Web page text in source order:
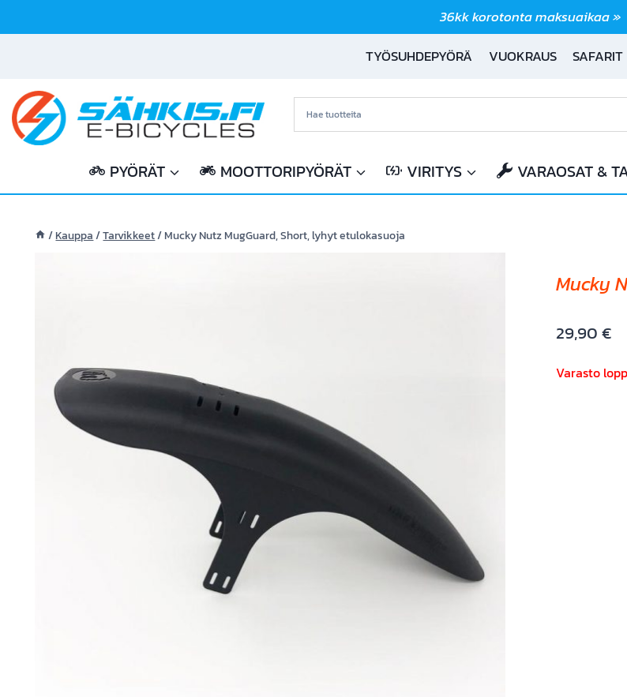
sisältöön
36kk korotonta maksuaikaa »
TYÖSUHDEPYÖRÄ
VUOKRAUS SAFARIT
PYÖRÄT MOOTTORIPYÖRÄT VIRITYS VARAOSAT &
/Kauppa /Tarvikkeet/Mucky Nutz MugGuard, Short, lyhyt etulokasuoja
Mucky
29,90€
Varasto